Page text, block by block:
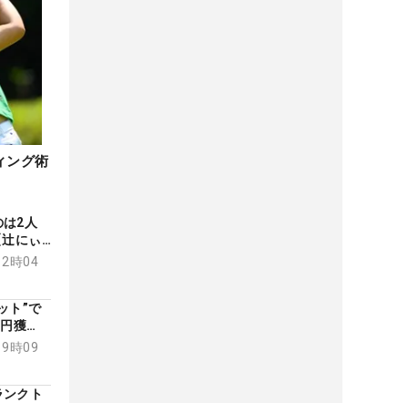
ング術
は2人
にぃ
時04
ト”で
獲
時09
クト